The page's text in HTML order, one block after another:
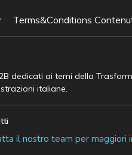
Terms&Conditions
dedicati ai temi della
italiane.
il nostro team per maggiori